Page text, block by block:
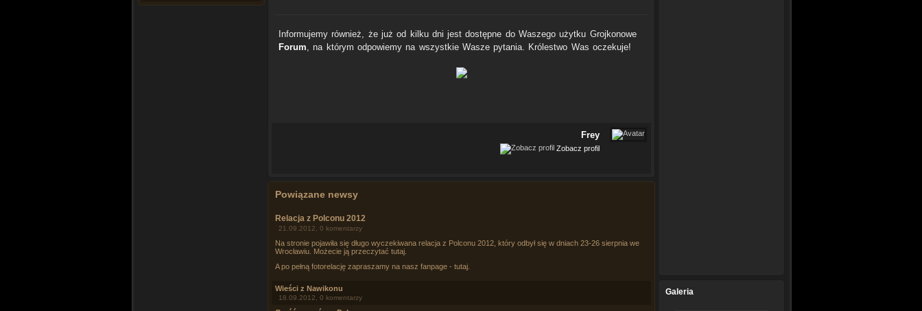
Informujemy również, że już od kilku dni jest dostępne do Waszego użytku Grojkonowe
Forum, na którym odpowiemy na wszystkie Wasze pytania. Królestwo Was oczekuje!
Frey
Zobacz profil
Powiązane newsy
Relacja z Polconu 2012
21.09.2012, 0 komentarzy
Na stronie pojawiła się długo wyczekiwana relacja z Polconu 2012, który odbył się w dniach 23-26 sierpnia we
Wrocławiu. Możecie ją przeczytać tutaj
A po pełną fotorelację zapraszamy na nasz fanpage - tutaj
Wieści z Nawikonu
18.09.2012, 0 komentarzy
Galeria